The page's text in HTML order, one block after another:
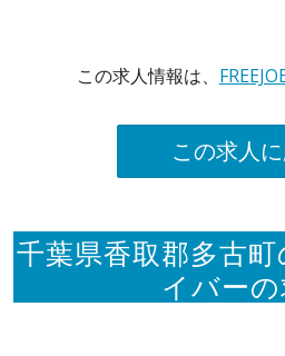
この求人情報は、
この求人
千葉県香取郡多古
イバーの